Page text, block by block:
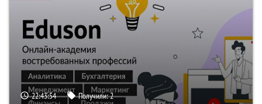
22:43:53 Получили:2